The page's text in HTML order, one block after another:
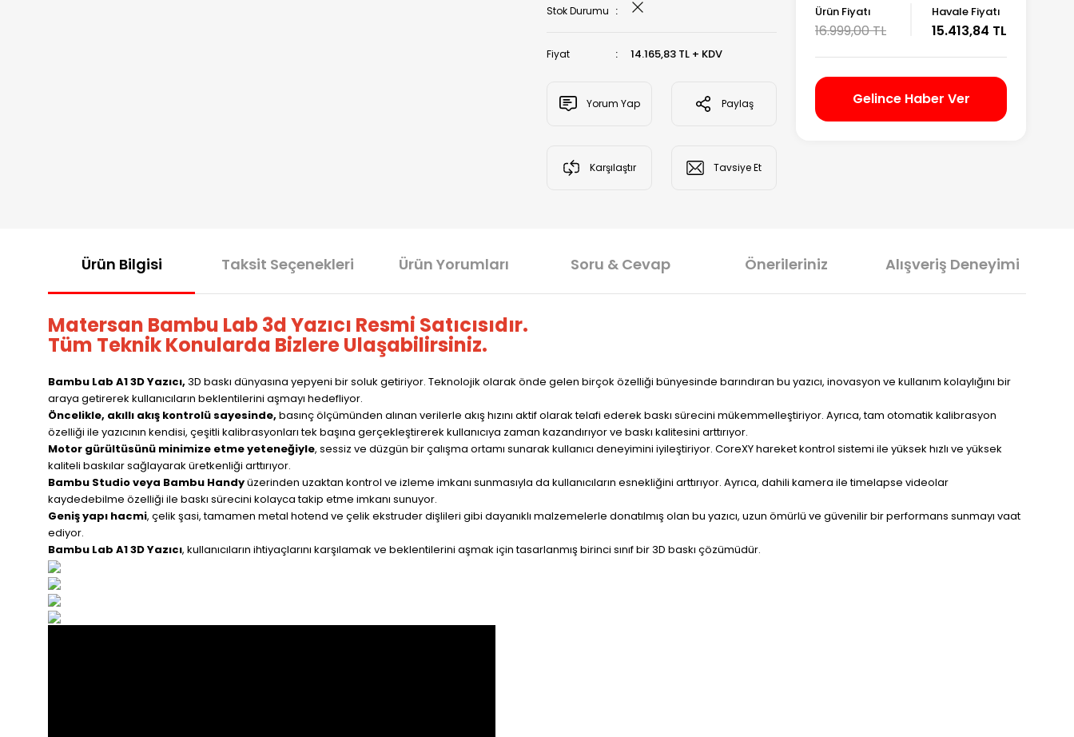
Stok Durumu
Fiyat 14.165,83 TL + KDV
Yorum Yap Paylaş
Karşılaştır Tavsiye Et
Ürün Fiyatı
16.999,00 TL
Havale Fiyatı
15.413,84 TL
Gelince Haber Ver
Ürün Bilgisi Taksit Seçenekleri Ürün Yorumları Soru & Cevap Önerileriniz Alışveriş Deneyimi
Matersan Bambu Lab 3d Yazıcı Resmi Satıcısıdır.
Tüm Teknik Konularda Bizlere Ulaşabilirsiniz.
Bambu Lab A1 3D Yazıcı, 3D baskı dünyasına yepyeni bir soluk getiriyor. Teknolojik olarak önde gelen birçok özelliği bünyesinde barındıran bu yazıcı, inovasyon ve kullanım kolaylığını bir
araya getirerek kullanıcıların beklentilerini aşmayı hedefliyor.
Öncelikle, akıllı akış kontrolü sayesinde, basınç ölçümünden alınan verilerle akış hızını aktif olarak telafi ederek baskı sürecini mükemmelleştiriyor. Ayrıca, tam otomatik kalibrasyon
özelliği ile yazıcının kendisi, çeşitli kalibrasyonları tek başına gerçekleştirerek kullanıcıya zaman kazandırıyor ve baskı kalitesini arttırıyor.
Motor gürültüsünü minimize etme yeteneğiyle, sessiz ve düzgün bir çalışma ortamı sunarak kullanıcı deneyimini iyileştiriyor. CoreXY hareket kontrol sistemi ile yüksek hızlı ve yüksek
kaliteli baskılar sağlayarak üretkenliği arttırıyor.
Bambu Studio veya Bambu Handyüzerinden uzaktan kontrol ve izleme imkanı sunmasıyla da kullanıcıların esnekliğini arttırıyor. Ayrıca, dahili kamera ile timelapse videolar
kaydedebilme özelliği ile baskı sürecini kolayca takip etme imkanı sunuyor.
Geniş yapı hacmi, çelik şasi, tamamen metal hotend ve çelik ekstruder dişlileri gibi dayanıklı malzemelerle donatılmış olan bu yazıcı, uzun ömürlü ve güvenilir bir performans sunmayı vaat
ediyor.
Bambu Lab A1 3D Yazıcı, kullanıcıların ihtiyaçlarını karşılamak ve beklentilerini aşmak için tasarlanmış birinci sınıf bir 3D baskı çözümüdür.